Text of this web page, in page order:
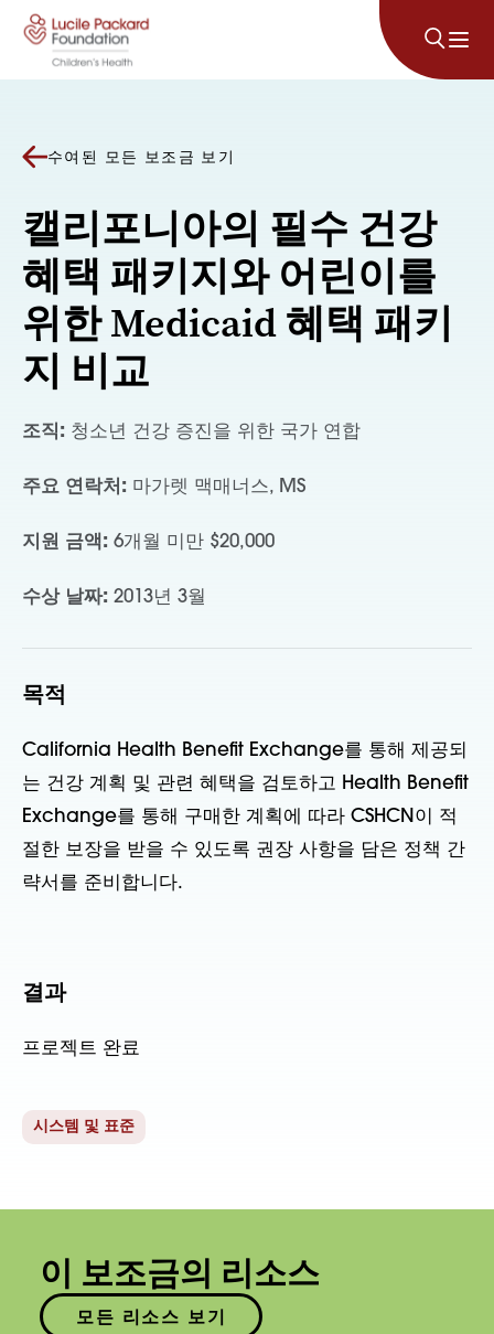
콘텐츠로 건너뛰기
수여된 모든 보조금 보기
캘리포니아의 필수 건강
혜택 패키지와 어린이를
위한 Medicaid 혜택 패키
지 비교
조직: 청소년 건강 증진을 위한 국가 연합
주요 연락처: 마가렛 맥매너스, MS
지원 금액: 6개월 미만 $20,000
수상 날짜: 2013년 3월
목적
California Health Benefit Exchange를 통해 제공되
는 건강 계획 및 관련 혜택을 검토하고 Health Benefit
Exchange를 통해 구매한 계획에 따라 CSHCN이 적
절한 보장을 받을 수 있도록 권장 사항을 담은 정책 간
략서를 준비합니다.
결과
프로젝트 완료
시스템 및 표준
이 보조금의 리소스
모든 리소스 보기